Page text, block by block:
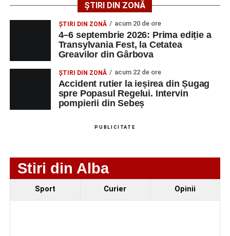
LMV
TELEFON/E-
Technology Srl
OPERATOR LA
MASINI-UNELTE
CU COMANDA
NUMERICA
1 0752826367
Ultimele știri din Sebeș
ȘTIRI DIN ZONĂ
ȘTIRI DIN ZONĂ acum 20 de ore
4–6 septembrie 2026: Prima ediție a
Transylvania Fest, la Cetatea
Greavilor din Gârbova
ȘTIRI DIN ZONĂ acum 22 de ore
Accident rutier la ieșirea din Șugag
spre Popasul Regelui. Intervin
pompierii din Sebeș
PUBLICITATE
Stiri din Alba
Sport Curier Opinii